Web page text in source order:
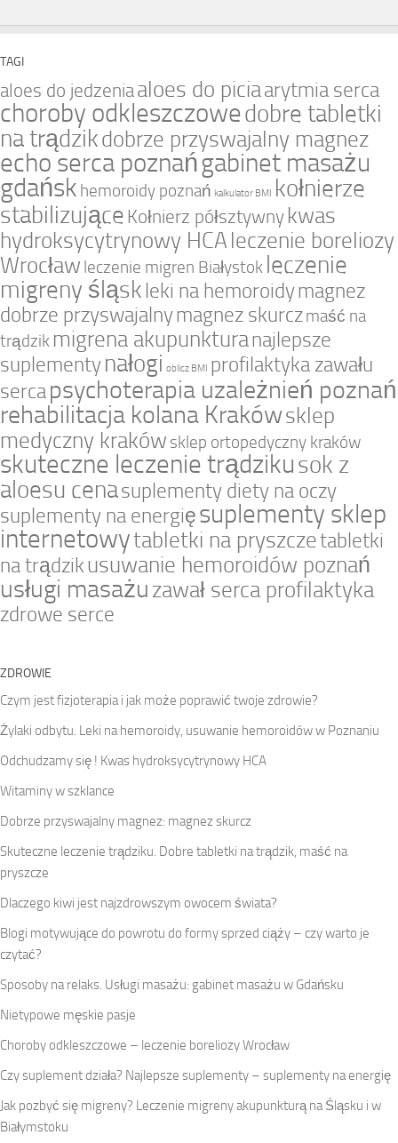
TAGI
aloes do jedzenia aloes do piciaarytmia serca
choroby odkleszczowedobre tabletki
na trądzikdobrze przyswajalny magnez
echo serca poznańgabinet masażu
gdańsk hemoroidy poznań kalkulator BMI kołnierze
stabilizujące Kołnierz półsztywny kwas
hydroksycytrynowy HCA leczenie boreliozy
Wrocław leczenie migren Białystok leczenie
migreny śląsk leki na hemoroidymagnez
dobrze przyswajalnymagnez skurczmaść na
trądzik migrena akupunkturanajlepsze
suplementynałogi oblicz BMI profilaktyka zawału
sercapsychoterapia uzależnień poznań
rehabilitacja kolana Krakówsklep
medyczny kraków sklep ortopedyczny kraków
skuteczne leczenie trądzikusok z
aloesu cenasuplementy diety na oczy
suplementy na energięsuplementy sklep
internetowytabletki na pryszczetabletki
na trądzikusuwanie hemoroidów poznań
usługi masażu zawał serca profilaktyka
zdrowe serce
ZDROWIE
Czym jest fizjoterapia i jak może poprawić twoje zdrowie?
Żylaki odbytu. Leki na hemoroidy, usuwanie hemoroidów w Poznaniu
Odchudzamy się ! Kwas hydroksycytrynowy HCA
Witaminy w szklance
Dobrze przyswajalny magnez: magnez skurcz
Skuteczne leczenie trądziku. Dobre tabletki na trądzik, maść na
pryszcze
Dlaczego kiwi jest najzdrowszym owocem świata?
Blogi motywujące do powrotu do formy sprzed ciąży – czy warto je
czytać?
Sposoby na relaks. Usługi masażu: gabinet masażu w Gdańsku
Nietypowe męskie pasje
Choroby odkleszczowe – leczenie boreliozy Wrocław
Czy suplement działa? Najlepsze suplementy – suplementy na energię
Jak pozbyć się migreny? Leczenie migreny akupunkturą na Śląsku i w
Białymstoku